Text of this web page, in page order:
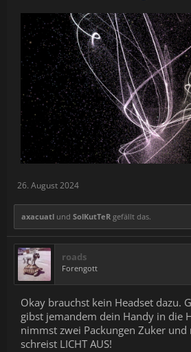
26. August 2024
axacuatl und SolKutTeR gefällt das.
roads
Forengott
Okay brauchst kein Headset dazu.
gibst jemandem dein Handy in die
nimmst zwei Packungen Zuker und
schreist LICHT AUS!